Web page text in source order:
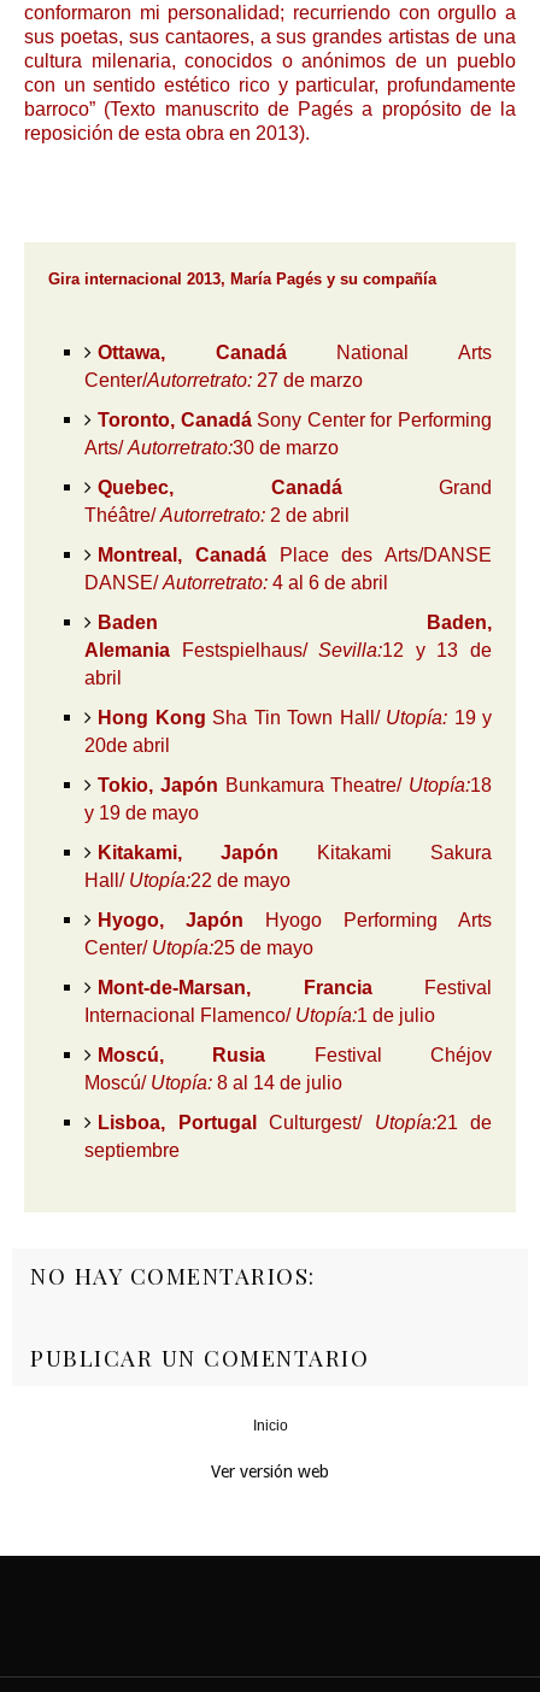
conformaron mi personalidad; recurriendo con orgullo a
sus poetas, sus cantaores, a sus grandes artistas de una
cultura milenaria, conocidos o anónimos de un pueblo
con un sentido estético rico y particular, profundamente
barroco” (Texto manuscrito de Pagés a propósito de la
reposición de esta obra en 2013).
Gira internacional 2013, María Pagés y su compañía
Ottawa, CanadáNational Arts
Center/Autorretrato: 27 de marzo
Toronto, CanadáSony Center for Performing
Arts/Autorretrato:30 de marzo
Quebec, Canadá Grand
Théâtre/Autorretrato: 2 de abril
Montreal, Canadá
Place des Arts/DANSE
DANSE/Autorretrato: 4 al 6 de abril
Baden Baden,
Alemania
Festspielhaus/Sevilla:12 y 13 de
abril
Hong Kong Sha Tin Town Hall/ Utopía: 19 y
20de abril
Tokio, Japón Bunkamura Theatre/ Utopía:18
y 19 de mayo
Kitakami, Japón
Kitakami Sakura
Hall/ Utopía:22 de mayo
Hyogo, Japón
Hyogo Performing Arts
Center/ Utopía:25 de mayo
Mont-de-Marsan, Francia
Festival
Internacional Flamenco/ Utopía:1 de julio
Moscú, Rusia
Festival Chéjov
Moscú/ Utopía: 8 al 14 de julio
Lisboa, Portugal Culturgest/ Utopía:21 de
septiembre
NO HAY COMENTARIOS:
PUBLICAR UN COMENTARIO
Inicio
Ver versión web